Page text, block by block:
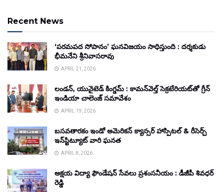
Recent News
‘పరమపద సోపానం’ ఘనవిజయం సాధిస్తుంది : దర్శకుడు
భీమనేని శ్రీనివాసరావు
APRIL 21, 2026
లండన్, యునైటెడ్ కింగ్డమ్ : కామన్‌వెల్త్ సెక్రటేరియట్‌తో గ్రీన్
ఇండియా చాలెంజ్ సమావేశం
APRIL 19, 2026
బసవతారకం ఇండో అమెరికన్ క్యాన్సర్ హాస్పిటల్ & రీసెర్చ్
ఇన్‌స్టిట్యూట్ వారి ఘనత
APRIL 8, 2026
అక్షయ విద్యా ఫౌండేషన్ సేవలు ప్రశంసనీయం : డీజీపీ శివధర్
రెడ్డి